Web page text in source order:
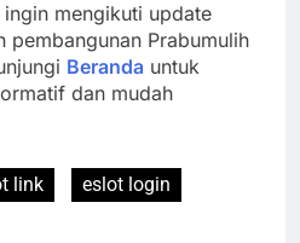
mengikuti update
pembangunan Prabumulih
Beranda untuk
dan mudah
link
eslot login